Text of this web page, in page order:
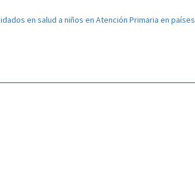
en salud a niños en Atención Primaria en países